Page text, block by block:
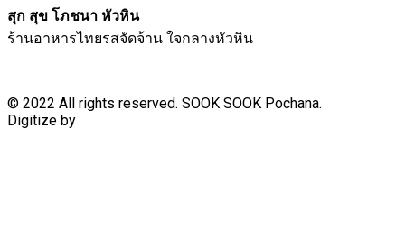
สุก สุข โภชนา หัวหิน
ร้านอาหารไทยรสจัดจ้าน ใจกลางหัวหิน
© 2022 All rights reserved. SOOK SOOK Pochana.
Digitize by